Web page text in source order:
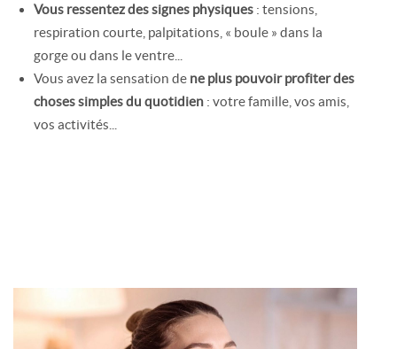
Vous ressentez des signes physiques: tensions,
respiration courte, palpitations, « boule » dans la
gorge ou dans le ventre...
Vous avez la sensation de ne plus pouvoir profiter des
choses simples du quotidien: votre famille, vos amis,
vos activités...